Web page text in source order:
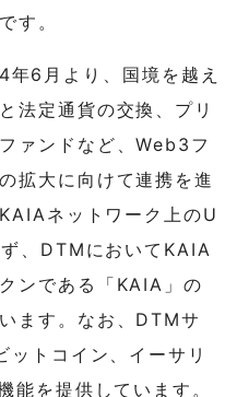
す。
6月より、国境を越え
法定通貨の交換、プリ
ァンドなど、Web3フ
拡大に向けて連携を進
ネットワーク上のU
、DTMにおいてKAIA
ンである「KAIA」の
ます。なお、DTMサ
トコイン、イーサリ
能を提供しています。